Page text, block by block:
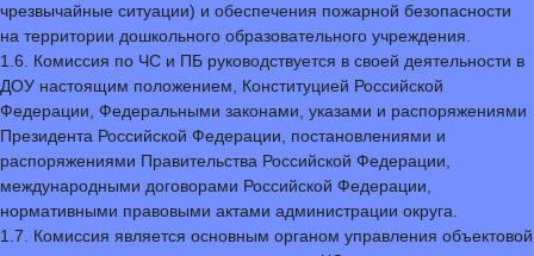
чрезвычайные ситуации) и обеспечения пожарной безопасности
на территории дошкольного образовательного учреждения.
1.6. Комиссия по ЧС и ПБ руководствуется в своей деятельности в
ДОУ настоящим положением, Конституцией Российской
Федерации, Федеральными законами, указами и распоряжениями
Президента Российской Федерации, постановлениями и
распоряжениями Правительства Российской Федерации,
международными договорами Российской Федерации,
нормативными правовыми актами администрации округа.
1.7. Комиссия является основным органом управления объектовой